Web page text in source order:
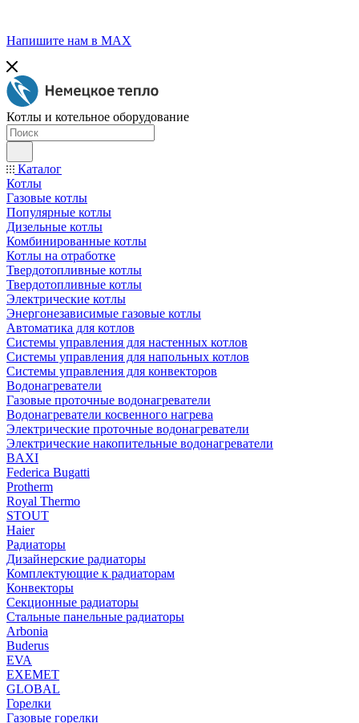
Напишите нам в МАХ
Котлы и котельное оборудование
Каталог
Котлы
Газовые котлы
Популярные котлы
Дизельные котлы
Комбинированные котлы
Котлы на отработке
Твердотопливные котлы
Твердотопливные котлы
Электрические котлы
Энергонезависимые газовые котлы
Автоматика для котлов
Системы управления для настенных котлов
Системы управления для напольных котлов
Системы управления для конвекторов
Водонагреватели
Газовые проточные водонагреватели
Водонагреватели косвенного нагрева
Электрические проточные водонагреватели
Электрические накопительные водонагреватели
BAXI
Federica Bugatti
Protherm
Royal Thermo
STOUT
Haier
Радиаторы
Дизайнерские радиаторы
Комплектующие к радиаторам
Конвекторы
Секционные радиаторы
Стальные панельные радиаторы
Arbonia
Buderus
EVA
EXEMET
GLOBAL
Горелки
Газовые горелки